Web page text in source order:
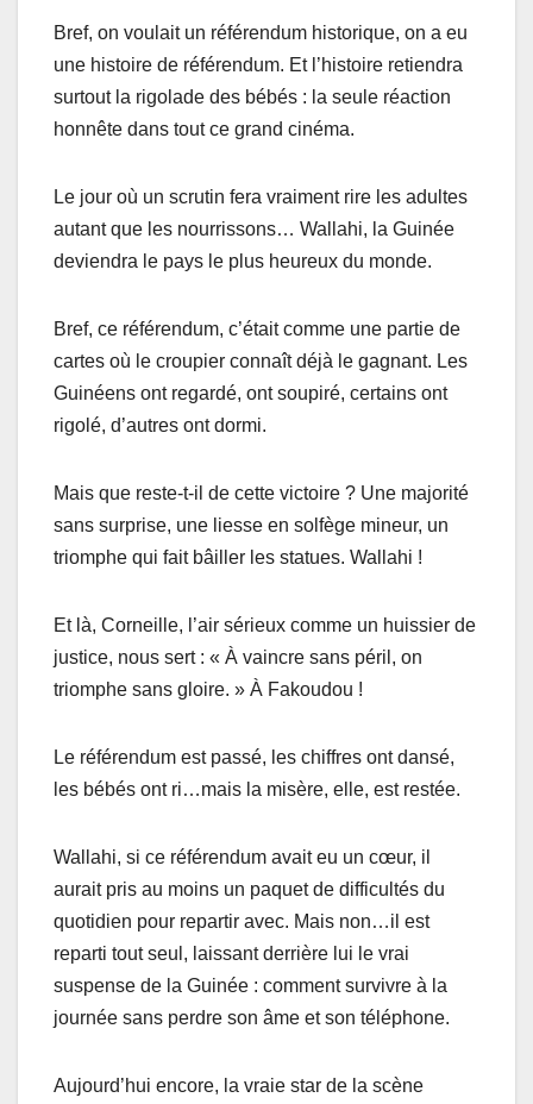
Bref, on voulait un référendum historique, on a eu
une histoire de référendum. Et l’histoire retiendra
surtout la rigolade des bébés : la seule réaction
honnête dans tout ce grand cinéma.
Le jour où un scrutin fera vraiment rire les adultes
autant que les nourrissons… Wallahi, la Guinée
deviendra le pays le plus heureux du monde.
Bref, ce référendum, c’était comme une partie de
cartes où le croupier connaît déjà le gagnant. Les
Guinéens ont regardé, ont soupiré, certains ont
rigolé, d’autres ont dormi.
Mais que reste-t-il de cette victoire ? Une majorité
sans surprise, une liesse en solfège mineur, un
triomphe qui fait bâiller les statues. Wallahi !
Et là, Corneille, l’air sérieux comme un huissier de
justice, nous sert : « À vaincre sans péril, on
triomphe sans gloire. » À Fakoudou !
Le référendum est passé, les chiffres ont dansé,
les bébés ont ri…mais la misère, elle, est restée.
Wallahi, si ce référendum avait eu un cœur, il
aurait pris au moins un paquet de difficultés du
quotidien pour repartir avec. Mais non…il est
reparti tout seul, laissant derrière lui le vrai
suspense de la Guinée : comment survivre à la
journée sans perdre son âme et son téléphone.
Aujourd’hui encore, la vraie star de la scène